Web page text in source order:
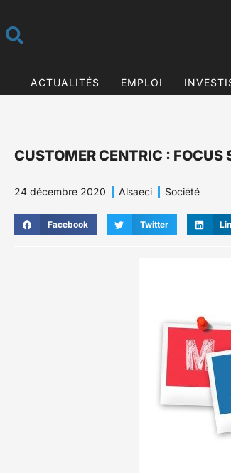
ACTUALITÉS EMPLOI
CUSTOMER CENTRIC : FOCUS
24 décembre 2020 Alsaeci Société
Facebook Twitter